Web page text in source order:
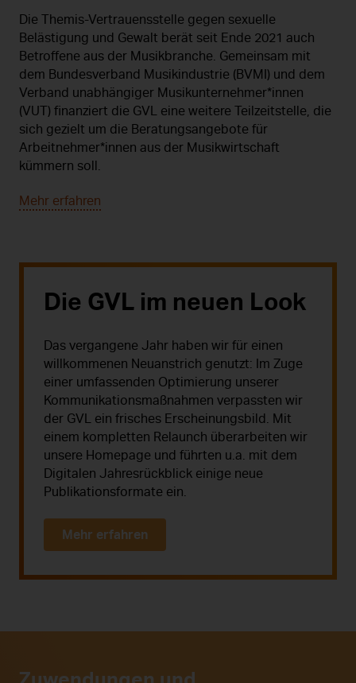
Die Themis-Vertrauensstelle gegen sexuelle
Belästigung und Gewalt berät seit Ende 2021 auch
Betroffene aus der Musikbranche. Gemeinsam mit
dem Bundesverband Musikindustrie (BVMI) und dem
Verband unabhängiger Musikunternehmer*innen
(VUT) finanziert die GVL eine weitere Teilzeitstelle, die
sich gezielt um die Beratungsangebote für
Arbeitnehmer*innen aus der Musikwirtschaft
kümmern soll.
Mehr erfahren
Die GVL im neuen Look
Das vergangene Jahr haben wir für einen
willkommenen Neuanstrich genutzt: Im Zuge
einer umfassenden Optimierung unserer
Kommunikationsmaßnahmen verpassten wir
der GVL ein frisches Erscheinungsbild. Mit
einem kompletten Relaunch überarbeiten wir
unsere Homepage und führten u.a. mit dem
Digitalen Jahresrückblick einige neue
Publikationsformate ein.
Mehr erfahren